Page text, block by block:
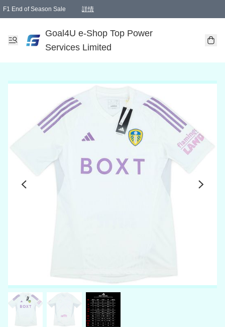
F1 End of Season Sale 詳情
Goal4U e-Shop Top Power
Services Limited